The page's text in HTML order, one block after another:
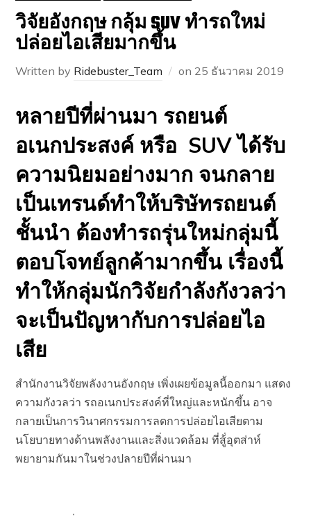
วิจัยอังกฤษ กลุ้ม SUV ทำรถใหม่
ปล่อยไอเสียมากขึ้น
Written by Ridebuster_Team on 25 ธันวาคม 2019
หลายปีที่ผ่านมา รถยนต์
อเนกประสงค์ หรือ SUV ได้รับ
ความนิยมอย่างมาก จนกลาย
เป็นเทรนด์ทำให้บริษัทรถยนต์
ชั้นนำ ต้องทำรถรุ่นใหม่กลุ่มนี้
ตอบโจทย์ลูกค้ามากขึ้น เรื่องนี้
ทำให้กลุ่มนักวิจัยกำลังกังวลว่า
จะเป็นปัญหากับการปล่อยไอ
เสีย
สำนักงานวิจัยพลังงานอังกฤษ เพิ่งเผยข้อมูลนี้ออกมา แสดง
ความกังวลว่า รถอเนกประสงค์ที่ใหญ่และหนักขึ้น อาจ
กลายเป็นการวินาศกรรมการลดการปล่อยไอเสียตาม
นโยบายทางด้านพลังงานและสิ่งแวดล้อม ที่สู้่อุตส่าห์
พยายามกันมาในช่วงปลายปีที่ผ่านมา